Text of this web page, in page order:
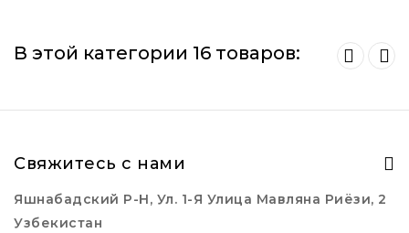
В этой категории 16 товаров:
Свяжитесь с нами
Яшнабадский Р-Н, Ул. 1-Я Улица Мавляна Риёзи, 2
Узбекистан